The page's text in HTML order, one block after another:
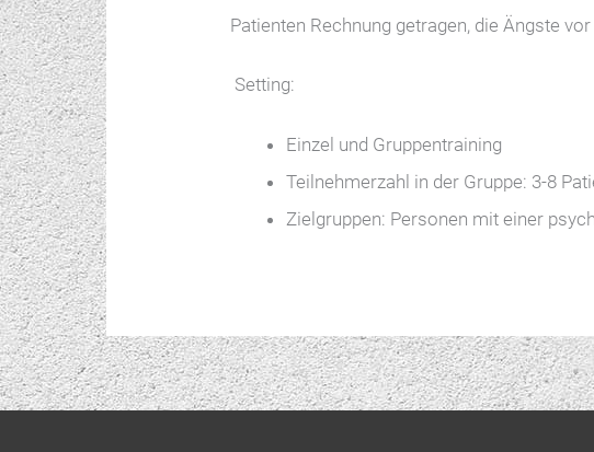
Patienten Rechnung getragen, die Ängste
Setting:
Einzel und Gruppentraining
Teilnehmerzahl in der Gruppe: 3-8
Zielgruppen: Personen mit einer